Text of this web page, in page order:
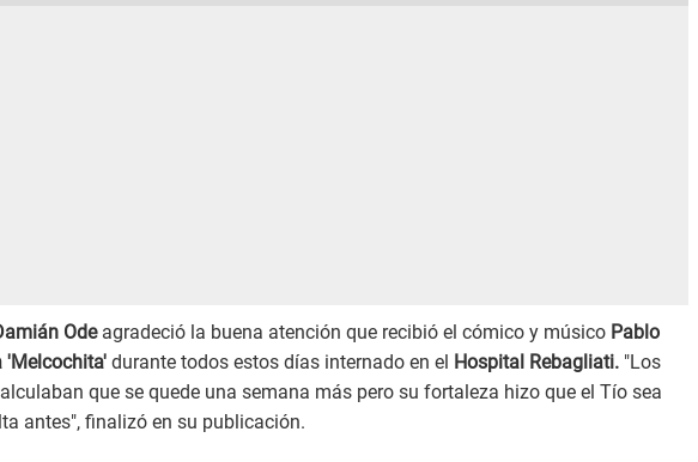
Ode agradeció la buena atención que recibió el cómico y músico Pablo
'Melcochita' durante todos estos días internado en el Hospital Rebagliati. "Los
que se quede una semana más pero su fortaleza hizo que el Tío sea
antes", finalizó en su publicación.